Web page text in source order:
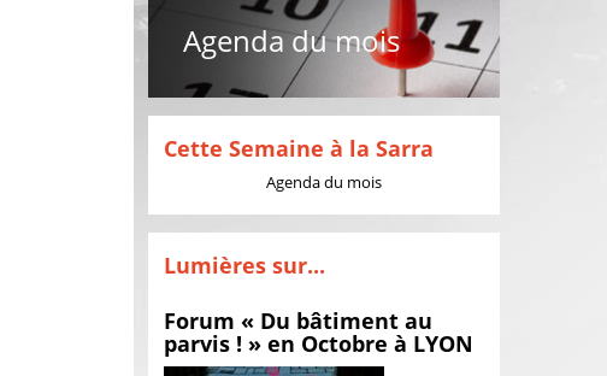
Agenda du mois
Cette Semaine à la Sarra
Agenda du mois
Lumières sur...
Forum « Du bâtiment au
parvis ! » en Octobre à LYON